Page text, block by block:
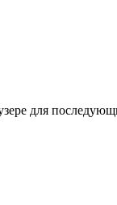
для